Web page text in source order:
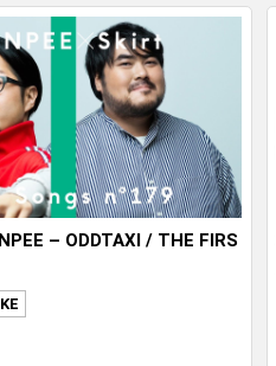
– ODDTAXI / THE FIRS